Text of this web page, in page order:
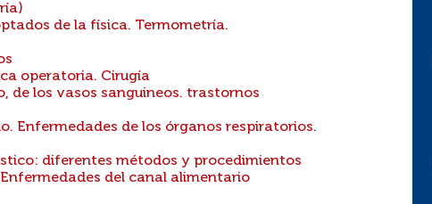
de la física. Termometría.
operatoria. Cirugía
de los vasos sanguineos. trastornos
Enfermedades de los órganos respiratorios.
diferentes métodos y procedimientos
del canal alimentario